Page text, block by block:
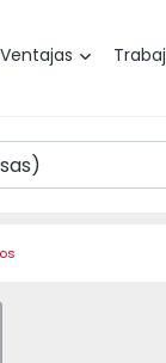
Ventajas
T0 Paredes,